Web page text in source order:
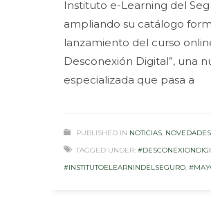
Instituto e-Learning del
ampliando su catálogo
lanzamiento del curso
Desconexión Digital”, una
especializada que pasa a
PUBLISHED IN NOTICIAS,
TAGGED UNDER:
#INSTITUTOELEARNINDELSEGURO,